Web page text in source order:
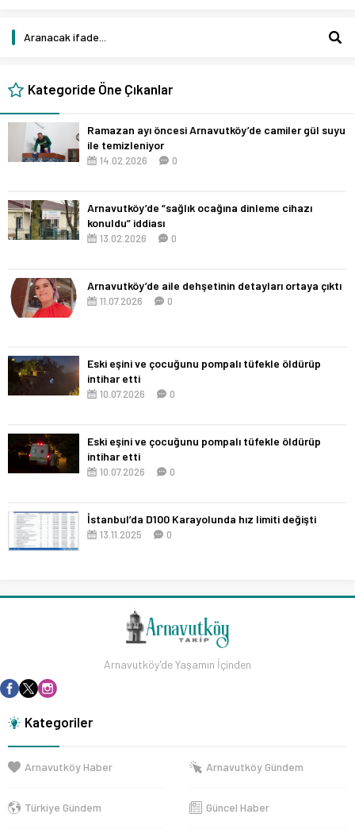
Kategoride Öne Çıkanlar
Ramazan ayı öncesi Arnavutköy’de camiler gül suyu
ile temizleniyor
14.02.2026 0
Arnavutköy’de “sağlık ocağına dinleme cihazı
konuldu” iddiası
13.02.2026 0
Arnavutköy’de aile dehşetinin detayları ortaya çıktı
11.07.2026 0
Eski eşini ve çocuğunu pompalı tüfekle öldürüp
intihar etti
10.07.2026 0
Eski eşini ve çocuğunu pompalı tüfekle öldürüp
intihar etti
10.07.2026 0
İstanbul’da D100 Karayolunda hız limiti değişti
13.11.2025 0
Arnavutköy'de Yaşamın İçinden
Kategoriler
Arnavutköy Haber Arnavutköy Gündem
Türkiye Gündem Güncel Haber